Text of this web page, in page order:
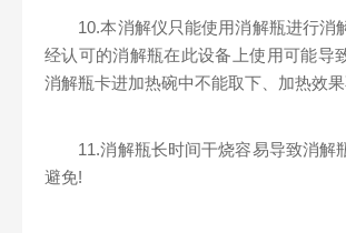
10.本消解仪只能使用消解瓶进行消
经认可的消解瓶在此设备上使用可能导
消解瓶卡进加热碗中不能取下、加热效
11.消解瓶长时间干烧容易导致消解
避免!